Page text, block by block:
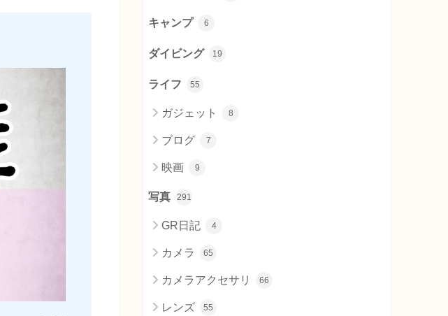
キャンプ 6
ダイビング 19
ライフ 55
ガジェット 8
ブログ 7
映画 9
写真 291
GR日記 4
カメラ 65
カメラアクセサリ 66
レンズ 55